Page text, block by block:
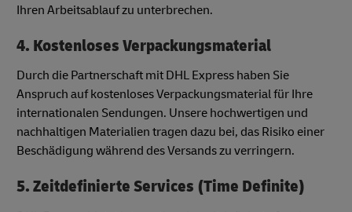
Ihren Arbeitsablauf zu unterbrechen.
4. Kostenloses Verpackungsmaterial
Durch die Partnerschaft mit DHL Express haben Sie
Anspruch auf kostenloses Verpackungsmaterial für Ihre
internationalen Sendungen. Unsere hochwertigen und
nachhaltigen Materialien tragen dazu bei, das Risiko einer
Beschädigung während des Versands zu verringern.
5. Zeitdefinierte Services (Time Definite)